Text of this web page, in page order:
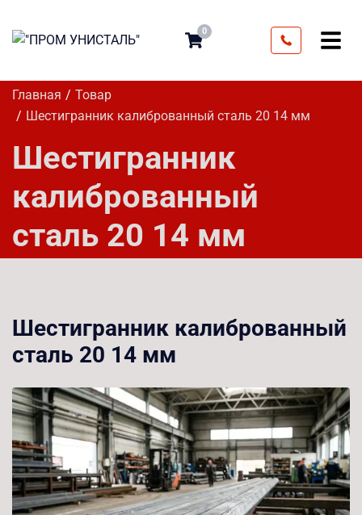
0
Главная
Товар
Шестигранник калиброванный сталь 20 14 мм
Шестигранник
калиброванный
сталь 20 14 мм
Шестигранник калиброванный
сталь 20 14 мм